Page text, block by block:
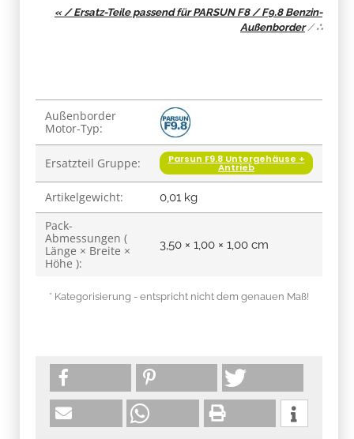
« / Ersatz-Teile passend für PARSUN F8 / F9.8 Benzin-
Außenborder/∴
Produkteigenschaft
Wert
Außenborder
Motor-Typ:
Ersatzteil Gruppe: Parsun F9.8 Untergehäuse +
Antrieb
Artikelgewicht: 0,01 kg
Pack-
Abmessungen (
Länge × Breite ×
Höhe ):
3,50 × 1,00 × 1,00 cm
* Kategorisierung - entspricht nicht dem genauen Maß!